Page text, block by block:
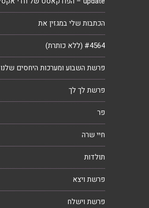
הכתבות שלי במגזין את
#4564 (ללא כותרת)
פרשת השבוע ומערכות היחסים שלנו
פרשת לך לך
פר
חיי שרה
תולדות
פרשת ויצא
פרשת וישלח